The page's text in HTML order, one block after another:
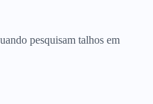
pesquisam talhos em